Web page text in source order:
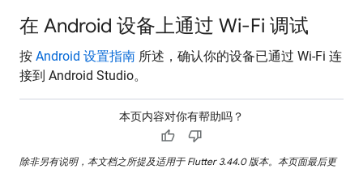
在 Android 设备上通过 Wi-Fi 调试
按 Android 设置指南 所述，确认你的设备已通过 Wi-Fi 连
接到 Android Studio。
本页内容对你有帮助吗？
thumb_up thumb_down
除非另有说明，本文档之所提及适用于 Flutter 3.44.0 版本。本页面最后更